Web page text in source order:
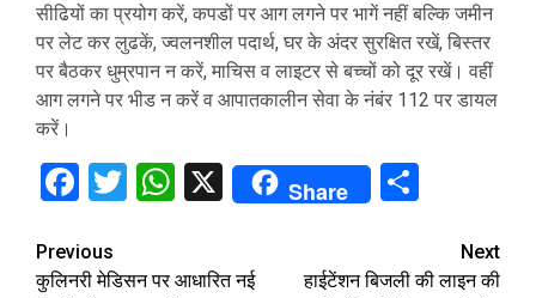
सीढियों का प्रयोग करें, कपडों पर आग लगने पर भागें नहीं बल्कि जमीन
पर लेट कर लुढकें, ज्वलनशील पदार्थ, घर के अंदर सुरक्षित रखें, बिस्तर
पर बैठकर धुम्रपान न करें, माचिस व लाइटर से बच्चों को दूर रखें। वहीं
आग लगने पर भीड न करें व आपातकालीन सेवा के नंबंर 112 पर डायल
करें।
Facebook
TwitterWhatsApp
X Share
Continue
Previous
कुलिनरी मेडिसन पर आधारित नई
Next
हाईटेंशन बिजली की लाइन की